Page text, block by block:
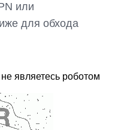
или
для обхода
являетесь роботом